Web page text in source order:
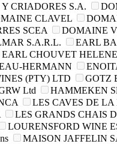
Y CRIADORES S.A.
CLAVEL
SCEA
DOMAINE
S.A.R.L.
EARL
EARL CHOUVET
HERMANN
(PTY) LTD
GOTZ
Ltd HAMMEKEN
LES CAVES DE LA
LES GRANDS CHAIS
LOURENSFORD WINE
MAISON JAFFELIN